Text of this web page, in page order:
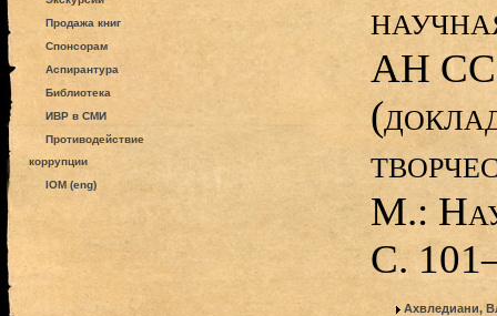
Продажа книг
Спонсорам
Аспирантура
Библиотека
ИВР в СМИ
Противодействие
коррупции
IOM (eng)
АН
М.:
С.
Ахвледиани,